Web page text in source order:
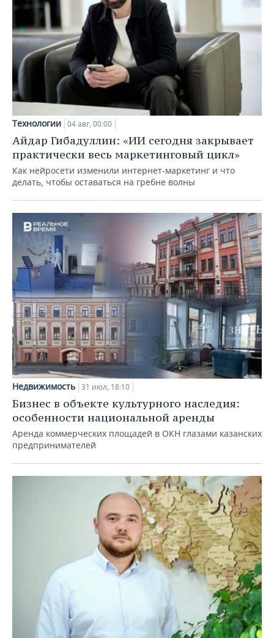
Технологии 04 авг, 00:00
Айдар Гибадуллин: «ИИ сегодня закрывает
практически весь маркетинговый цикл»
Как нейросети изменили интернет-маркетинг и что
делать, чтобы оставаться на гребне волны
Недвижимость 31 июл, 18:10
Бизнес в объекте культурного наследия:
особенности национальной аренды
Аренда коммерческих площадей в ОКН глазами казанских
предпринимателей